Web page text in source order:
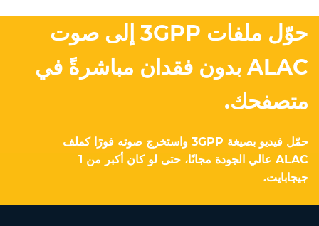
حوّل ملفات 3GPP إلى صوت
ALAC بدون فقدان مباشرةً في
متصفحك.
حمّل فيديو بصيغة 3GPP واستخرج صوته فورًا كملف
ALAC عالي الجودة مجانًا، حتى لو كان أكبر من 1
جيجابايت.